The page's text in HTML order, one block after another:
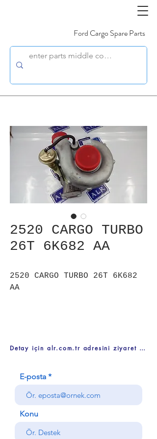
Ford Cargo Spare Parts
2520 CARGO TURBO
26T 6K682 AA
2520 CARGO TURBO 26T 6K682
AA
Detay için alr.com.tr adresini ziyaret ediniz
E-posta
Konu